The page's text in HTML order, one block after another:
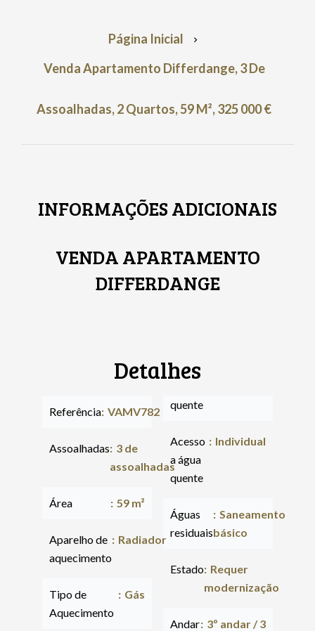
Página Inicial
Venda Apartamento Differdange, 3 De
Assoalhadas, 2 Quartos, 59 M², 325 000 €
INFORMAÇÕES ADICIONAIS
VENDA APARTAMENTO
DIFFERDANGE
Detalhes
Referência VAMV782
Assoalhadas 3 de
assoalhadas
Área 59 m²
Aparelho de
aquecimento
Radiador
Tipo de
Aquecimento
Gás
quente
Acesso
a água
quente
Individual
Águas
residuais
Saneamento
básico
Estado Requer
modernização
Andar 3º andar / 3